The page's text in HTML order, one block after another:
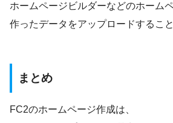
ホームページビルダーなどのホーム
作ったデータをアップロードするこ
まとめ
FC2のホームページ作成は、